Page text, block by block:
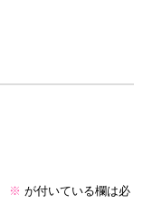
※ が付いている欄は必